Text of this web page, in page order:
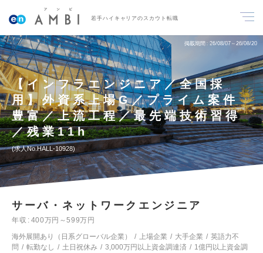
若手ハイキャリアのスカウト転職
掲載期間 26/08/07～26/08/20
【インフラエンジニア／全国採
用】外資系上場G／プライム案件
豊富／上流工程／最先端技術習得
／残業11h
求人No.HALL-10928
サーバ・ネットワークエンジニア
年収
400万円～599万円
海外展開あり（日系グローバル企業）
上場企業 大手企業
英語力不
問
転勤なし 土日祝休み 3,000万円以上資金調達済
1億円以上資金調